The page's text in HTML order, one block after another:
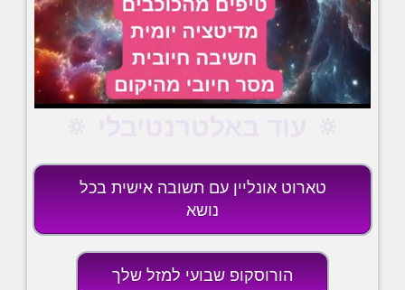
טארוט אונליין עם תשובה אישית בכל
נושא
הורוסקופ שבועי למזל שלך